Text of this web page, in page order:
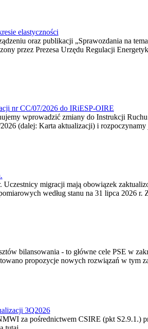
elastyczności
oraz publikacji „Sprawozdania na
przez Prezesa Urzędu Regulacji
nr CC/07/2026 do IRiESP-OIRE
wprowadzić zmiany do Instrukcji
(dalej: Karta aktualizacji) i
Uczestnicy migracji mają obowiązek
według stanu na 31 lipca 2026
bilansowania - to główne cele PSE w
propozycje nowych rozwiązań w tym
3Q2026
za pośrednictwem CSIRE (pkt